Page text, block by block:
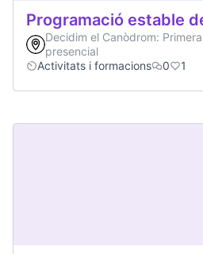
Programació estable
Decidim el Canòdrom:
presencial
Activitats i formacions
0 1